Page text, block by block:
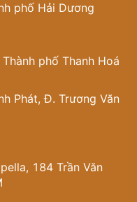
phố Hải Dương
phố Thanh Hoá
Phát, Đ. Trương Văn
184 Trần Văn